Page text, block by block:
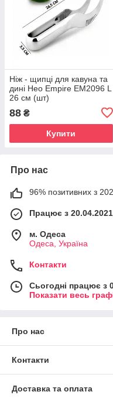
Ніж - щипці для кавуна та
дині Нео Empire EM2096 L
26 см (шт)
88 ₴
Купити
Про нас
96% позитивних з 202
Працює з 20.04.2021
м. Одеса
Одеса, Україна
Контакти
Сьогодні працює з
Показати весь
Про нас
Контакти
Доставка та оплата